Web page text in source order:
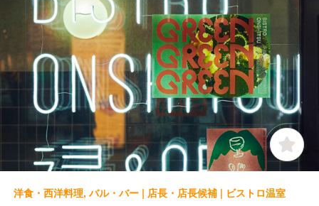
洋食・西洋料理, バル・バー | 店長・店長候補 | ビストロ温室